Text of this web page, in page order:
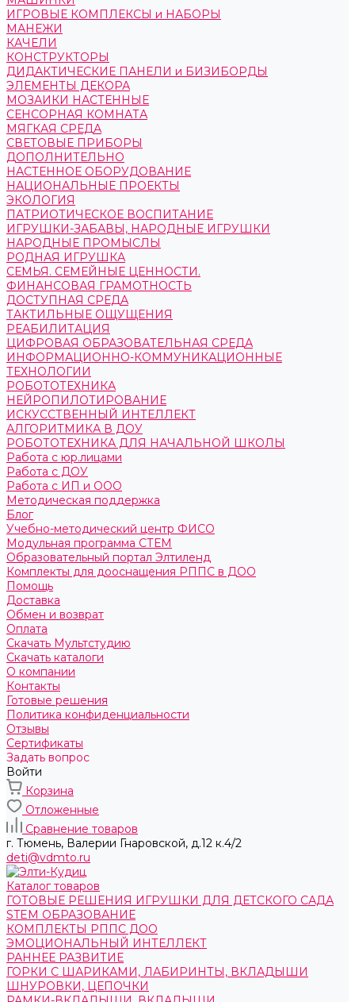
ИГРОВЫЕ КОМПЛЕКСЫ и НАБОРЫ
МАНЕЖИ
КАЧЕЛИ
КОНСТРУКТОРЫ
ДИДАКТИЧЕСКИЕ ПАНЕЛИ и БИЗИБОРДЫ
ЭЛЕМЕНТЫ ДЕКОРА
МОЗАИКИ НАСТЕННЫЕ
СЕНСОРНАЯ КОМНАТА
МЯГКАЯ СРЕДА
СВЕТОВЫЕ ПРИБОРЫ
ДОПОЛНИТЕЛЬНО
НАСТЕННОЕ ОБОРУДОВАНИЕ
НАЦИОНАЛЬНЫЕ ПРОЕКТЫ
ЭКОЛОГИЯ
ПАТРИОТИЧЕСКОЕ ВОСПИТАНИЕ
ИГРУШКИ-ЗАБАВЫ, НАРОДНЫЕ ИГРУШКИ
НАРОДНЫЕ ПРОМЫСЛЫ
РОДНАЯ ИГРУШКА
СЕМЬЯ. СЕМЕЙНЫЕ ЦЕННОСТИ.
ФИНАНСОВАЯ ГРАМОТНОСТЬ
ДОСТУПНАЯ СРЕДА
ТАКТИЛЬНЫЕ ОЩУЩЕНИЯ
РЕАБИЛИТАЦИЯ
ЦИФРОВАЯ ОБРАЗОВАТЕЛЬНАЯ СРЕДА
ИНФОРМАЦИОННО-КОММУНИКАЦИОННЫЕ
ТЕХНОЛОГИИ
РОБОТОТЕХНИКА
НЕЙРОПИЛОТИРОВАНИЕ
ИСКУССТВЕННЫЙ ИНТЕЛЛЕКТ
АЛГОРИТМИКА В ДОУ
РОБОТОТЕХНИКА ДЛЯ НАЧАЛЬНОЙ ШКОЛЫ
Работа с юр.лицами
Работа с ДОУ
Работа с ИП и ООО
Методическая поддержка
Блог
Учебно-методический центр ФИСО
Модульная программа СТЕМ
Образовательный портал Элтиленд
Комплекты для дооснащения РППС в ДОО
Помощь
Доставка
Обмен и возврат
Оплата
Скачать Мультстудию
Скачать каталоги
О компании
Контакты
Готовые решения
Политика конфиденциальности
Отзывы
Сертификаты
Задать вопрос
Войти
Корзина
Отложенные
Сравнение товаров
г. Тюмень, ​Валерии Гнаровской, д.12 к.4/2
deti@vdmto.ru
Каталог товаров
ГОТОВЫЕ РЕШЕНИЯ ИГРУШКИ ДЛЯ ДЕТСКОГО САДА
STEM ОБРАЗОВАНИЕ
КОМПЛЕКТЫ РППС ДОО
ЭМОЦИОНАЛЬНЫЙ ИНТЕЛЛЕКТ
РАННЕЕ РАЗВИТИЕ
ГОРКИ С ШАРИКАМИ, ЛАБИРИНТЫ, ВКЛАДЫШИ
ШНУРОВКИ, ЦЕПОЧКИ